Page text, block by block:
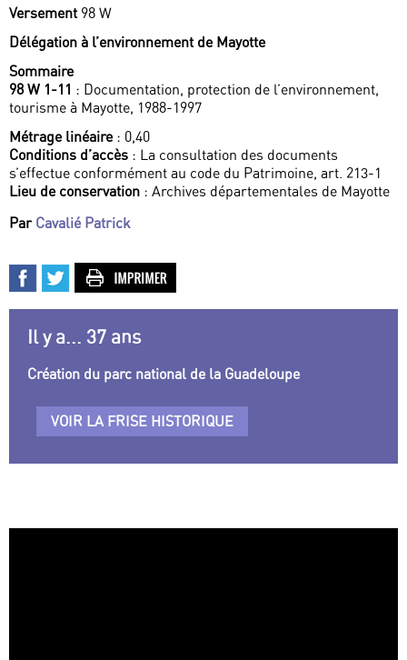
Versement 98 W
Délégation à l’environnement de Mayotte
Sommaire
98 W 1-11 : Documentation, protection de l’environnement,
tourisme à Mayotte, 1988-1997
Métrage linéaire: 0,40
Conditions d’accès : La consultation des documents
s’effectue conformément au code du Patrimoine, art. 213-1
Lieu de conservation : Archives départementales de Mayotte
Par Cavalié Patrick
Il y a... 37 ans
Création du parc national de la Guadeloupe
VOIR LA FRISE HISTORIQUE